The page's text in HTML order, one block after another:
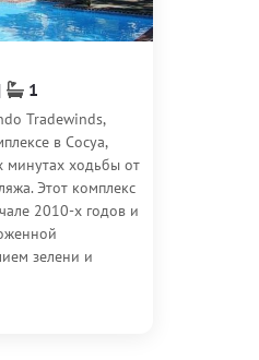
1
Tradewinds,
в Сосуа,
минутах ходьбы от
Этот комплекс
2010-х годов и
зелени и